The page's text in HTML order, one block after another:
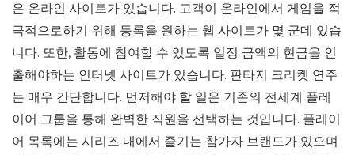
은 온라인 사이트가 있습니다. 고객이 온라인에서 게임을 적
극적으로하기 위해 등록을 원하는 웹 사이트가 몇 군데 있습
니다. 또한, 활동에 참여할 수 있도록 일정 금액의 현금을 인
출해야하는 인터넷 사이트가 있습니다. 판타지 크리켓 연주
는 매우 간단합니다. 먼저해야 할 일은 기존의 전세계 플레
이어 그룹을 통해 완벽한 직원을 선택하는 것입니다. 플레이
어 목록에는 시리즈 내에서 즐기는 참가자 브랜드가 있으며